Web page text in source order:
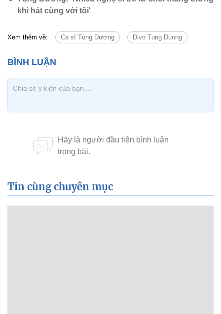
khi hát cùng với tôi'
Xem thêm về: Ca sĩ Tùng Dương Divo Tung Duong
Tin cùng chuyên mục